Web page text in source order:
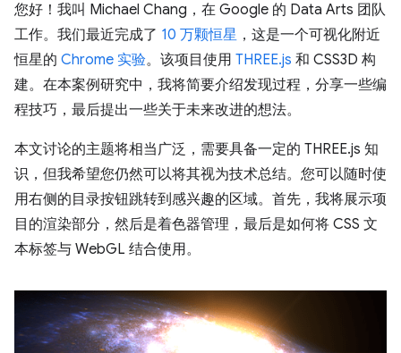
您好！我叫 Michael Chang，在 Google 的 Data Arts 团队
工作。我们最近完成了 10 万颗恒星 ，这是一个可视化附近
恒星的 Chrome 实验。该项目使用 THREE.js 和 CSS3D 构
建。在本案例研究中，我将简要介绍发现过程，分享一些编
程技巧，最后提出一些关于未来改进的想法。
本文讨论的主题将相当广泛，需要具备一定的 THREE.js 知
识，但我希望您仍然可以将其视为技术总结。您可以随时使
用右侧的目录按钮跳转到感兴趣的区域。首先，我将展示项
目的渲染部分，然后是着色器管理，最后是如何将 CSS 文
本标签与 WebGL 结合使用。